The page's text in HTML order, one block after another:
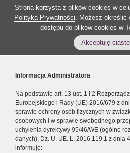
Strona korzysta z plików cookies w
Polityką Prywatności. Możesz określić
dostępu do plików cookies w
Akceptuję
Informacja Administratora
Na podstawie art. 13 ust. 1 i 2
Europejskiego i Rady (UE) 2016/679 z
sprawie ochrony osób fizycznych w
osobowych i w sprawie swobodnego
uchylenia dyrektywy 95/46/WE (ogólne
danych), Dz. U. UE. L. 2016.119.1 z dnia
informuję: